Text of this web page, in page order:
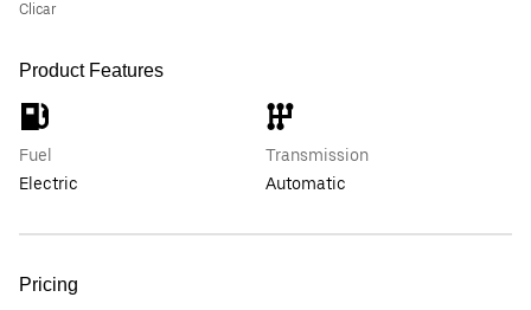
Clicar
Product Features
Fuel
Electric
Transmission
Automatic
Pricing